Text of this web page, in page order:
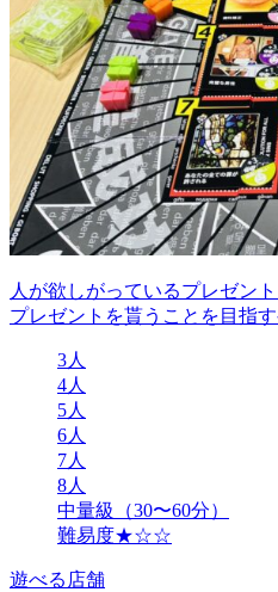
人が欲しがっているプレゼン
プレゼントを貰うことを目指す
3人
4人
5人
6人
7人
8人
中量級（30〜60分）
難易度★☆☆
遊べる店舗